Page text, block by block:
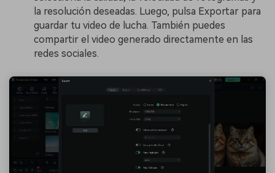
la resolución deseadas. Luego, pulsa Exportar para
guardar tu video de lucha. También puedes
compartir el video generado directamente en las
redes sociales.